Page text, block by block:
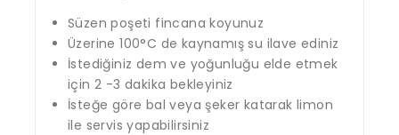
Süzen poşeti fincana koyunuz
Üzerine 100°C de kaynamış su ilave ediniz
İstediğiniz dem ve yoğunluğu elde etmek
için 2 -3 dakika bekleyiniz
İsteğe göre bal veya şeker katarak limon
ile servis yapabilirsiniz